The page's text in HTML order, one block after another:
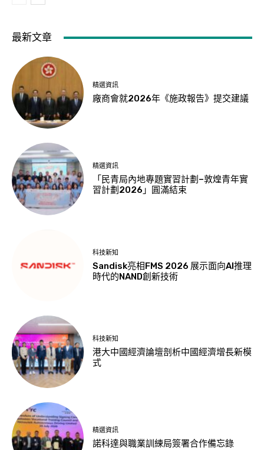
最新文章
精選資訊
廠商會就2026年《施政報告》提交建議
精選資訊
「民青局內地專題實習計劃–敦煌青年實
習計劃2026」圓滿結束
科技新知
Sandisk亮相FMS 2026 展示面向AI推理
時代的NAND創新技術
科技新知
港大中國經濟論壇剖析中國經濟增長新模
式
精選資訊
諾科達與職業訓練局簽署合作備忘錄